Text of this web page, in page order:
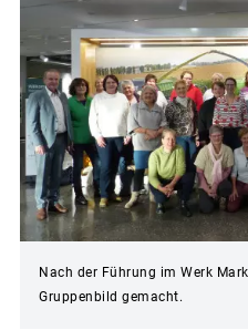
Nach der Führung im Werk
Gruppenbild gemacht.